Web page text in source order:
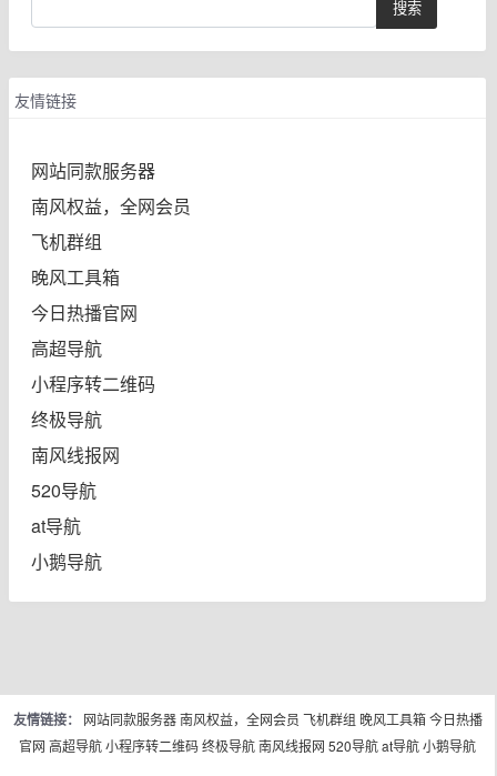
友情链接
网站同款服务器
南风权益，全网会员
飞机群组
晚风工具箱
今日热播官网
高超导航
小程序转二维码
终极导航
南风线报网
520导航
at导航
小鹅导航
友情链接： 网站同款服务器 南风权益，全网会员 飞机群组 晚风工具箱 今日热播
官网 高超导航小程序转二维码终极导航南风线报网 520导航at导航小鹅导航